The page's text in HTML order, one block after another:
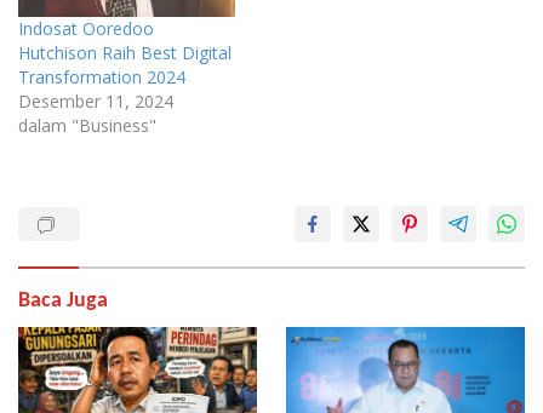
Indosat Ooredoo
Hutchison Raih Best Digital
Transformation 2024
Desember 11, 2024
dalam "Business"
Baca Juga